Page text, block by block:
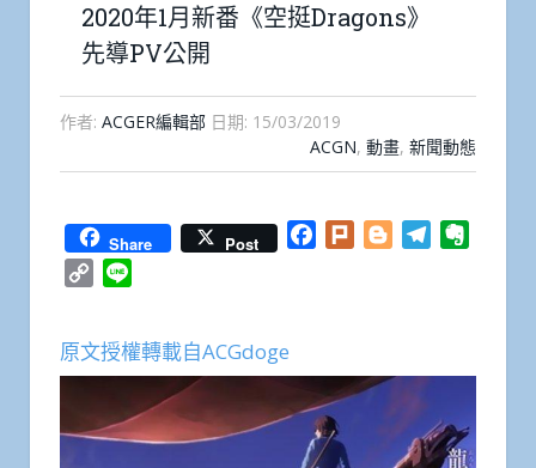
2020年1月新番《空挺Dragons》
先導PV公開
作者: ACGER編輯部 日期: 15/03/2019
ACGN, 動畫, 新聞動態
Share Post Facebook
Plurk BloggerTelegram
Copy
原文授權轉載自ACGdoge